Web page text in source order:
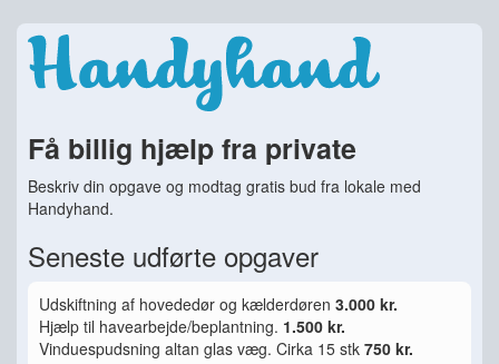
Få billig hjælp fra private
Beskriv din opgave og modtag gratis bud fra lokale med
Handyhand.
Seneste udførte opgaver
Udskiftning af hovededør og kælderdøren 3.000 kr.
Hjælp til havearbejde/beplantning. 1.500 kr.
Vinduespudsning altan glas væg. Cirka 15 stk 750 kr.